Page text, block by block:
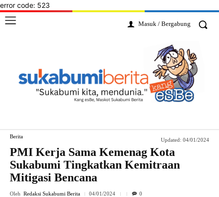
error code: 523
Masuk / Bergabung
Berita
Updated: 04/01/2024
PMI Kerja Sama Kemenag Kota
Sukabumi Tingkatkan Kemitraan
Mitigasi Bencana
Oleh Redaksi Sukabumi Berita 04/01/2024 0